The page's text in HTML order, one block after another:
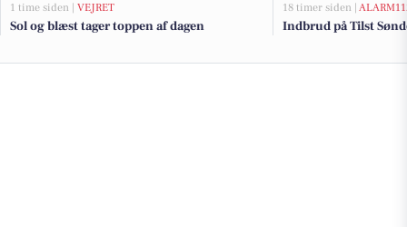
1 time siden | VEJRET
Sol og blæst tager toppen af dagen
18 timer siden |
Indbrud på Tilst